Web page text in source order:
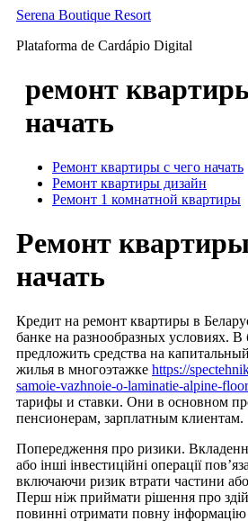
Serena Boutique Resort
Plataforma de Cardápio Digital
ремонт
начать
Ремонт квартиры с чего начать
Ремонт квартиры дизайн
Ремонт 1 комнатной квартиры
Ремонт квартиры
начать
Кредит на ремонт квартиры в
банке на разнообразных условиях. В
предложить средства на
жилья в многоэтажке https://
samoie-vazhnoie-o-laminatie-alpine-
тарифы и ставки. Они в основном
пенсионерам, зарплатным клиентам.
Попередження про ризики.
або інші інвестиційні операції
включаючи ризик втрати частини або
Перш ніж приймати рішення про
повинні отримати повну